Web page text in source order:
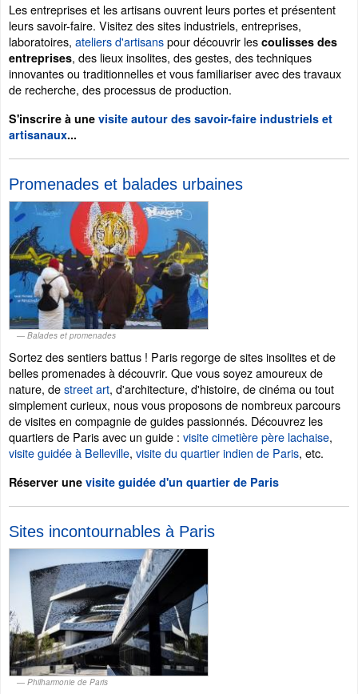
Les entreprises et les artisans ouvrent leurs portes et présentent
leurs savoir-faire. Visitez des sites industriels, entreprises,
laboratoires, ateliers d'artisanspour découvrir les coulisses des
entreprises, des lieux insolites, des gestes, des techniques
innovantes ou traditionnelles et vous familiariser avec des travaux
de recherche, des processus de production.
S'inscrire à une visite autour des savoir-faire industriels et
artisanaux...
Promenades et balades urbaines
Balades et promenades
Sortez des sentiers battus ! Paris regorge de sites insolites et de
belles promenades à découvrir. Que vous soyez amoureux de
nature, destreet art, d'architecture, d'histoire, de cinéma ou tout
simplement curieux, nous vous proposons de nombreux parcours
de visites en compagnie de guides passionnés. Découvrez les
quartiers de Paris avec un guide : visite cimetière père lachaise,
visite guidée à Belleville, visite du quartier indien de Paris, etc.
Réserver une visite guidée d'un quartier de Paris
Sites incontournables à Paris
Philharmonie de Paris